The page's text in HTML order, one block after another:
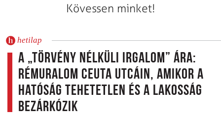
Kövessen minket!
hetilap
A „törvény nélküli irgalom” ára:
Rémuralom Ceuta utcáin, amikor a
hatóság tehetetlen és a lakosság
bezárkózik